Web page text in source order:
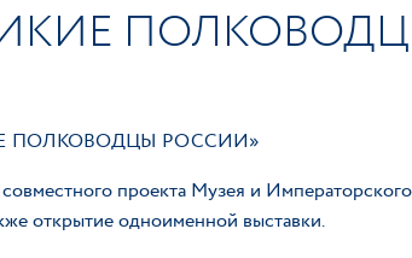
ПОЛКОВОДЦЫ РОССИИ»
проекта Музея и
открытие одноименной выставки.